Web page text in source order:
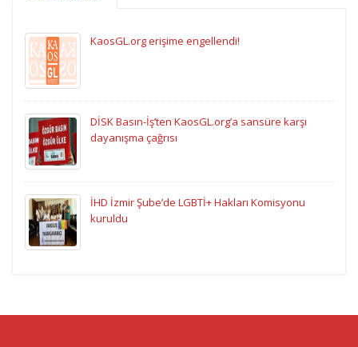
KaosGL.org erişime engellendi!
DİSK Basın-İş’ten KaosGL.org’a sansüre karşı
dayanışma çağrısı
İHD İzmir Şube’de LGBTİ+ Hakları Komisyonu
kuruldu